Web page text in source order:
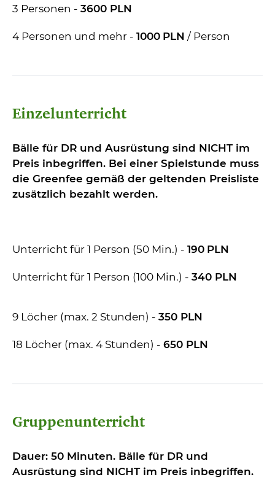
3 Personen - 3600 PLN
4 Personen und mehr - 1000 PLN / Person
Einzelunterricht
Bälle für DR und Ausrüstung sind NICHT im
Preis inbegriffen. Bei einer Spielstunde muss
die Greenfee gemäß der geltenden Preisliste
zusätzlich bezahlt werden.
Unterricht für 1 Person (50 Min.) - 190 PLN
Unterricht für 1 Person (100 Min.) - 340 PLN
9 Löcher (max. 2 Stunden) - 350 PLN
18 Löcher (max. 4 Stunden) - 650 PLN
Gruppenunterricht
Dauer: 50 Minuten. Bälle für DR und
Ausrüstung sind NICHT im Preis inbegriffen.